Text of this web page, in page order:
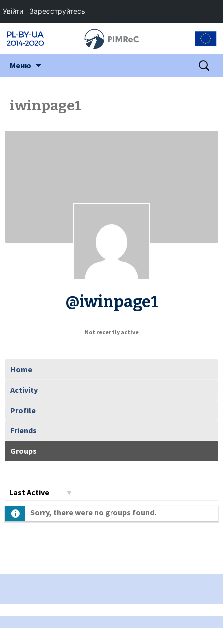
Меню Пошук:
iwinpage1
@iwinpage1
Not recently active
Home
Activity
Profile
Friends
Groups
по:
Sorry, there were no groups found.
Увійти Зареєструйтесь